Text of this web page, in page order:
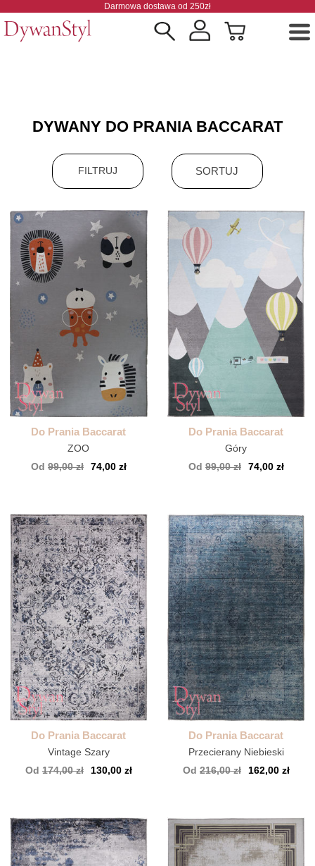
Darmowa dostawa od 250zł
DYWANY DO PRANIA BACCARAT
FILTRUJ SORTUJ
Do Prania Baccarat
ZOO
Od 99,00 zł 74,00 zł
Do Prania Baccarat
Góry
Od 99,00 zł 74,00 zł
Do Prania Baccarat
Vintage Szary
Od 174,00 zł 130,00 zł
Do Prania Baccarat
Przecierany Niebieski
Od 216,00 zł 162,00 zł